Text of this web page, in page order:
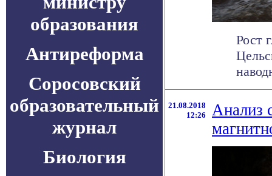
образования
Антиреформа
Соросовский
образовательный
журнал
Биология
Рост
21.08.2018
12:26
Анализ